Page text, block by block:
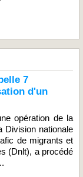
7
d'un
opération de la
Division nationale
de migrants et
(Dnlt), a procédé